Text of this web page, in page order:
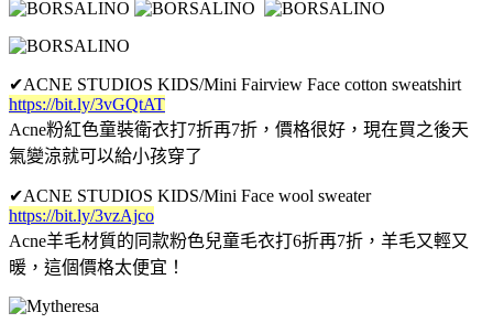
✔ACNE STUDIOS KIDS/Mini Fairview Face cotton sweatshirt
https://bit.ly/3vGQtAT
Acne粉紅色童裝衛衣打7折再7折，價格很好，現在買之後天
氣變涼就可以給小孩穿了
✔ACNE STUDIOS KIDS/Mini Face wool sweater
https://bit.ly/3vzAjco
Acne羊毛材質的同款粉色兒童毛衣打6折再7折，羊毛又輕又
暖，這個價格太便宜！